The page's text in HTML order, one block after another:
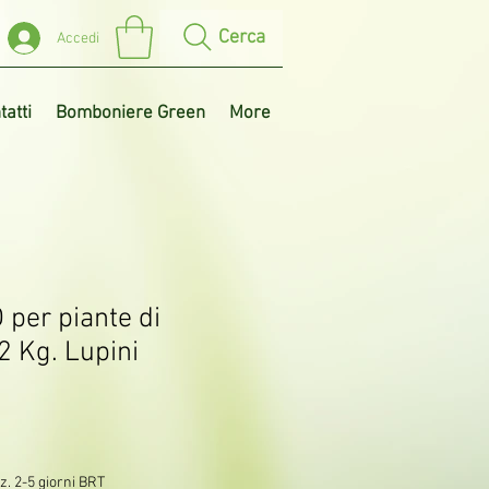
Accedi Cerca
Bomboniere Green More
per piante di
Kg. Lupini
2-5 giorni BRT